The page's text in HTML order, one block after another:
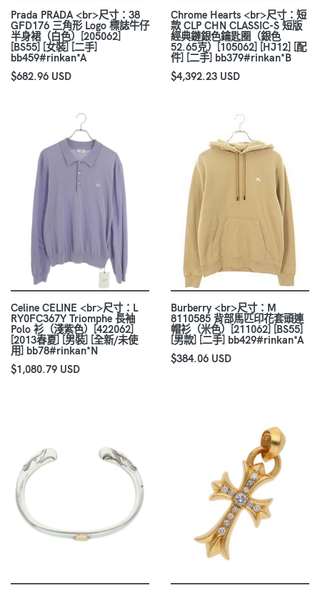
Prada PRADA <br>尺寸：38
GFD176 三角形 Logo 標誌牛仔
半身裙（白色）[205062]
[BS55] [女裝] [二手]
bb459#rinkan*A
$682.96 USD
Chrome Hearts <br>尺寸：短
款 CLP CHN CLASSIC-S 短版
經典鏈銀色鑰匙圈（銀色
52.65克）[105062] [HJ12] [配
件] [二手] bb379#rinkan*B
$4,392.23 USD
Celine CELINE <br>尺寸：L
RY0FC367Y Triomphe 長袖
Polo 衫（淺紫色）[422062]
[2013春夏] [男裝] [全新/未使
用] bb78#rinkan*N
$1,080.79 USD
Burberry <br>尺寸：M
8110585 背部馬匹印花套頭連
帽衫（米色）[211062] [BS55]
[男款] [二手] bb429#rinkan*A
$384.06 USD